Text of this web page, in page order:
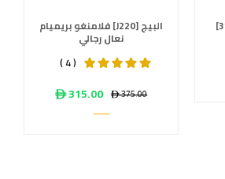
فلامنغو بريميام [J220] البيج
نعال رجالي
( 4 )
ê 315.00 ê 375.00
فلامنغو بريميام [318078]